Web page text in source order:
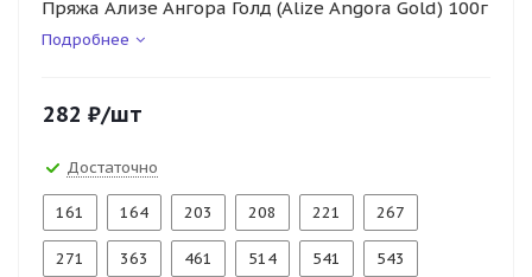
Пряжа Ализе Ангора Голд (Alize Angora Gold) 100г
Подробнее
282 ₽/шт
Достаточно
161 164 203 208 221 267
271 363 461 514 541 543